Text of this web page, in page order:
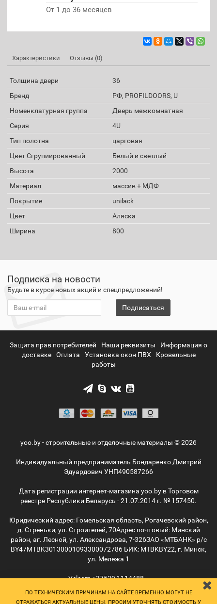
ПО ТЕХНИЧЕСКИМ ПРИЧИНАМ НА САЙТЕ ВРЕМЕННО МОГУТ НЕ
ОТРАЖАТЬСЯ АКТУАЛЬНЫЕ ЦЕНЫ. ПРОСИМ УТОЧНЯТЬ СТОИМОСТЬ У
От 1 до 36 месяцев
Характеристики Отзывы (0)
Толщина двери
36
Бренд
РФ, PROFILDOORS, U
Номенклатурная группа
Дверь межкомнатная
Серия
4U
Тип полотна
царговая
Цвет Сгрупиированный
Белый и светлый
Высота
2000
Материал
массив + МДФ
Покрытие
unilack
Цвет
Аляска
Ширина
800
Подписка на новости
Будьте в курсе новых акций и спецпредложений!
Подписаться
Защита прав потребителей Наши реквизиты
Информация о
доставке
Оплата Установка окон ПВХ
Кровельные
работы
yoo.by - строительные и отделочные материалы © 2026
Индивидуальный предприниматель Бондаренко Дмитрий
Эдуардович УНП490587266
Дата регистрации интернет-магазина yoo.by в Торговом
реестре Республики Беларусь - 21.07.2014 г. № 157450.
Юридический адрес: Гомельская область, Рогачевский район,
д. Стреньки, ул. Строителей, 70Адрес почтовый: Минский
район, аг. Лесной, ул. Александрова, 7-326ЗАО «МТБАНК» р/с
BY47MTBK30130001093300072786 БИК: MTBKBY22, г. Минск,
ул. Мележа 1
Velcom+375291114488
5055515